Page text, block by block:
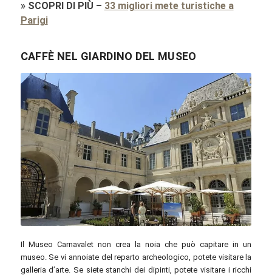
» SCOPRI DI PIÙ – 33 migliori mete turistiche a
Parigi
CAFFÈ NEL GIARDINO DEL MUSEO
© parigi10.it
Il Museo Carnavalet non crea la noia che può capitare in un
museo. Se vi annoiate del reparto archeologico, potete visitare la
galleria d’arte. Se siete stanchi dei dipinti, potete visitare i ricchi